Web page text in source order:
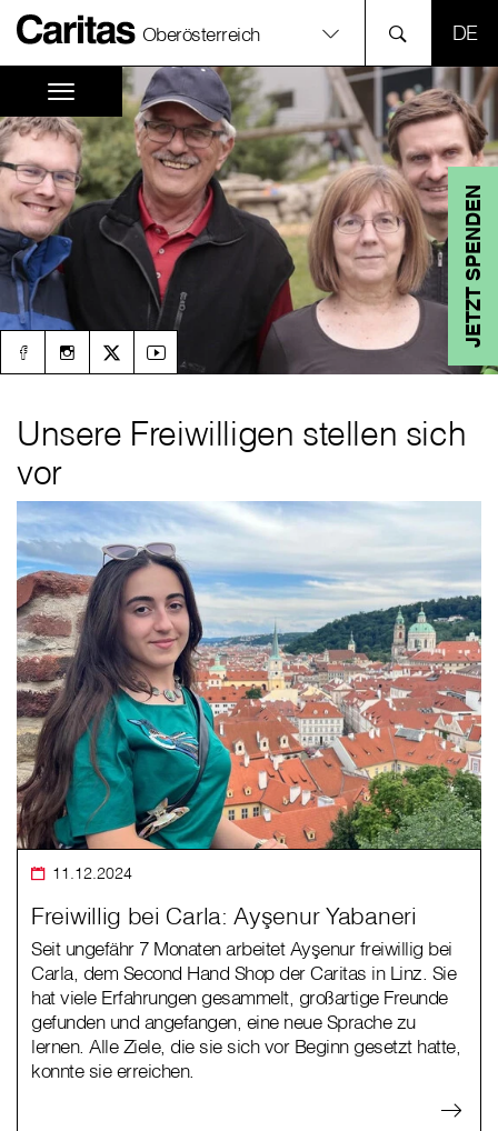
Oberösterreich
JETZT SPENDEN
Unsere Freiwilligen stellen sich
vor
11.12.2024
Freiwillig bei Carla: Ayşenur Yabaneri
Seit ungefähr 7 Monaten arbeitet Ayşenur freiwillig bei
Carla, dem Second Hand Shop der Caritas in Linz. Sie
hat viele Erfahrungen gesammelt, großartige Freunde
gefunden und angefangen, eine neue Sprache zu
lernen. Alle Ziele, die sie sich vor Beginn gesetzt hatte,
konnte sie erreichen.